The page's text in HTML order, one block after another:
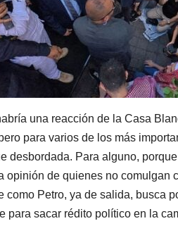
una reacción de la Casa
para varios de los más
desbordada. Para alguno,
opinión de quienes no comulgan
como Petro, ya de salida, busca
para sacar rédito político en la